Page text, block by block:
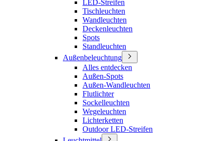
LED-Streifen
Tischleuchten
Wandleuchten
Deckenleuchten
Spots
Standleuchten
Außenbeleuchtung
Alles entdecken
Außen-Spots
Außen-Wandleuchten
Flutlichter
Sockelleuchten
Wegeleuchten
Lichterketten
Outdoor LED-Streifen